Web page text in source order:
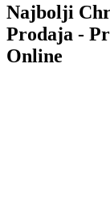
Najbolji
Prodaja -
Online